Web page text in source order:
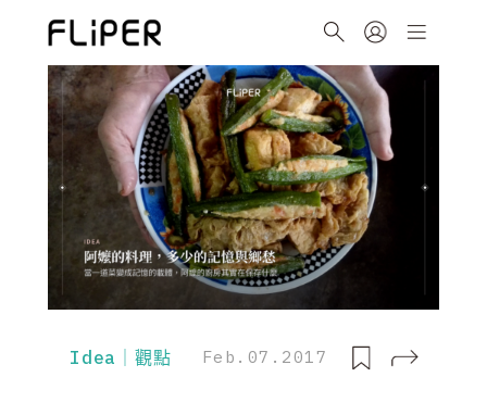
Idea｜觀點 Feb.07.2017